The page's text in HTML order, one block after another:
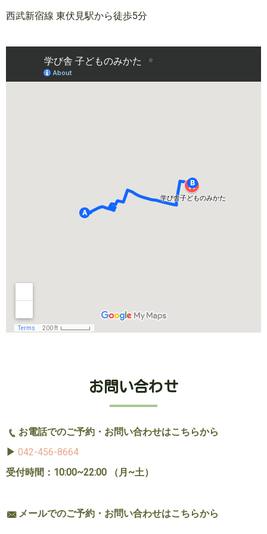
西武新宿線 東伏見駅から徒歩5分
お問い合わせ
お電話でのご予約・お問い合わせはこちらから
▶︎ 042-456-8664
受付時間：10:00~22:00 （月~土）
メールでのご予約・お問い合わせはこちらから